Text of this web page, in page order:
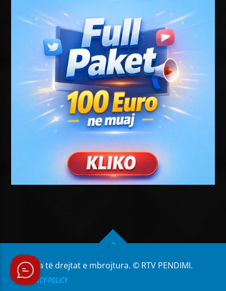
Të gjitha të drejtat e mbrojtura. © RTV PENDIMI.
PRIVACY POLICY